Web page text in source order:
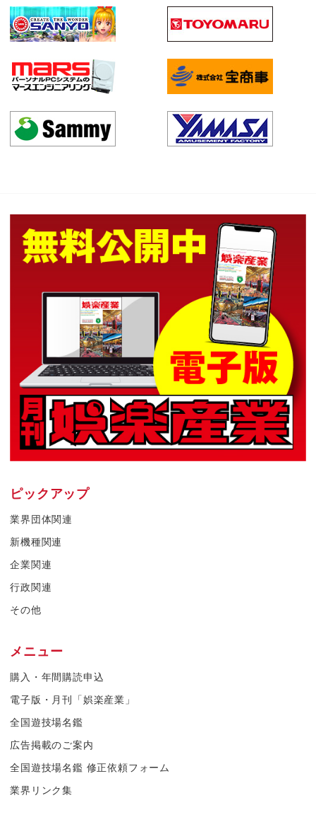
ピックアップ
業界団体関連
新機種関連
企業関連
行政関連
その他
メニュー
購入・年間購読申込
電子版・月刊「娯楽産業」
全国遊技場名鑑
広告掲載のご案内
全国遊技場名鑑 修正依頼フォーム
業界リンク集